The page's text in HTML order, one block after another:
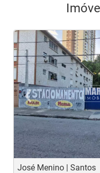
‹
José Menino | Santos